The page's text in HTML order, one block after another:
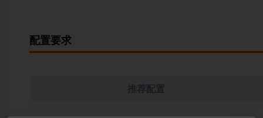
配置要求
推荐配置